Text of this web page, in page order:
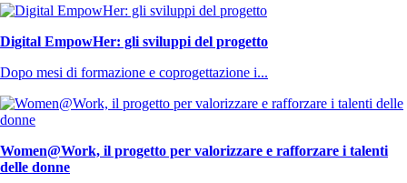
Digital EmpowHer: gli sviluppi del progetto
Dopo mesi di formazione e coprogettazione i...
Women@Work, il progetto per valorizzare e rafforzare i talenti
delle donne